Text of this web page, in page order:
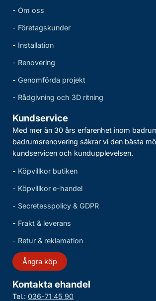
- Om oss
- Företagskunder
- Installation
- Renovering
- Genomförda projekt
- Rådgivning och 3D ritning
Kundservice
Med mer än 30 års erfarenhet inom
badrumsrenovering säkrar vi den bästa
kundservicen och kundupplevelsen.
- Köpvillkor butiken
- Köpvillkor e-handel
- Secretesspolicy & GDPR
- Frakt & leverans
- Retur & reklamation
Ångra köp
Kontakta ehandel
Tel.: 036-71 45 90